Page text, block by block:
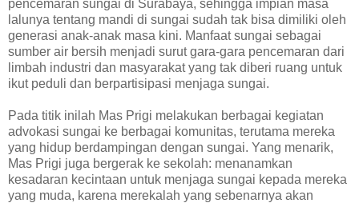
pencemaran sungai di Surabaya, sehingga impian masa
lalunya tentang mandi di sungai sudah tak bisa dimiliki oleh
generasi anak-anak masa kini. Manfaat sungai sebagai
sumber air bersih menjadi surut gara-gara pencemaran dari
limbah industri dan masyarakat yang tak diberi ruang untuk
ikut peduli dan berpartisipasi menjaga sungai.
Pada titik inilah Mas Prigi melakukan berbagai kegiatan
advokasi sungai ke berbagai komunitas, terutama mereka
yang hidup berdampingan dengan sungai. Yang menarik,
Mas Prigi juga bergerak ke sekolah: menanamkan
kesadaran kecintaan untuk menjaga sungai kepada mereka
yang muda, karena merekalah yang sebenarnya akan